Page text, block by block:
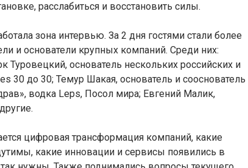
расслабиться и восстановить силы.
зона интервью. За 2 дня гостями стали более
и основатели крупных компаний. Среди них:
Туровецкий, основатель нескольких российских и
30 до 30; Темур Шакая, основатель и сооснователь
водка Leps, Посол мира; Евгений Малик,
цифровая трансформация компаний, какие
какие инновации и сервисы появились в